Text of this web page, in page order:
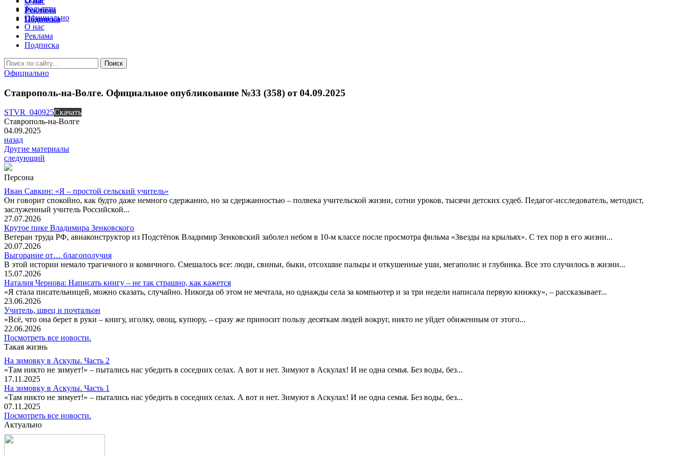
Тольятти
Официально
О нас
Реклама
Подписка
Официально
Ставрополь-на-Волге. Официальное опубликование №33 (358) от 04.09.2025
STVR_040925Скачать
Ставрополь-на-Волге
04.09.2025
назад
Другие материалы
следующий
Персона
Иван Савкин: «Я – простой сельский учитель»
Он говорит спокойно, как будто даже немного сдержанно, но за сдержанностью – полвека учительской жизни, сотни уроков, тысячи детских судеб. Педагог-исследователь, методист,
заслуженный учитель Российской...
27.07.2026
Крутое пике Владимира Зенковского
Ветеран труда РФ, авиаконструктор из Подстёпок Владимир Зенковский заболел небом в 10-м классе после просмотра фильма «Звезды на крыльях». С тех пор в его жизни...
20.07.2026
Выгорание от… благополучия
В этой истории немало трагичного и комичного. Смешалось все: люди, свиньи, быки, отсохшие пальцы и откушенные уши, мегаполис и глубинка. Все это случилось в жизни...
15.07.2026
Наталия Чернова: Написать книгу – не так страшно, как кажется
«Я стала писательницей, можно сказать, случайно. Никогда об этом не мечтала, но однажды села за компьютер и за три недели написала первую книжку», – рассказывает...
23.06.2026
Учитель, швец и почтальон
«Всё, что она берет в руки – книгу, иголку, овощ, купюру, – сразу же приносит пользу десяткам людей вокруг, никто не уйдет обиженным от этого...
22.06.2026
Посмотреть все новости.
Такая жизнь
На зимовку в Аскулы. Часть 2
«Там никто не зимует!» – пытались нас убедить в соседних селах. А вот и нет. Зимуют в Аскулах! И не одна семья. Без воды, без...
17.11.2025
На зимовку в Аскулы. Часть 1
«Там никто не зимует!» – пытались нас убедить в соседних селах. А вот и нет. Зимуют в Аскулах! И не одна семья. Без воды, без...
07.11.2025
Посмотреть все новости.
Актуально
Реклама
Подписка